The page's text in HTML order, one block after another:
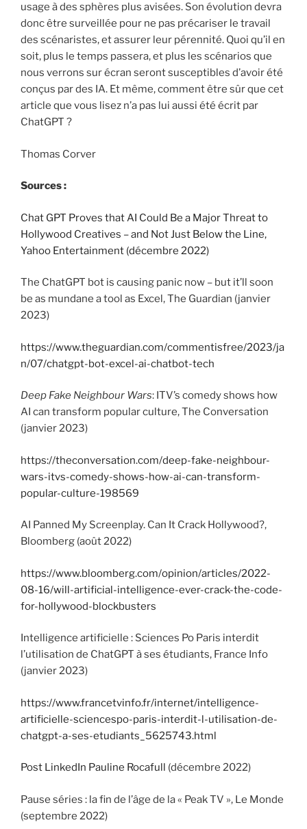
usage à des sphères plus avisées. Son évolution devra
donc être surveillée pour ne pas précariser le travail
des scénaristes, et assurer leur pérennité. Quoi qu’il en
soit, plus le temps passera, et plus les scénarios que
nous verrons sur écran seront susceptibles d’avoir été
conçus par des IA. Et même, comment être sûr que cet
article que vous lisez n’a pas lui aussi été écrit par
ChatGPT ?
Thomas Corver
Sources :
Chat GPT Proves that AI Could Be a Major Threat to
Hollywood Creatives – and Not Just Below the Line,
Yahoo Entertainment (décembre 2022)
The ChatGPT bot is causing panic now – but it’ll soon
be as mundane a tool as Excel, The Guardian (janvier
2023)
https://www.theguardian.com/commentisfree/2023/ja
n/07/chatgpt-bot-excel-ai-chatbot-tech
Deep Fake Neighbour Wars: ITV’s comedy shows how
AI can transform popular culture, The Conversation
(janvier 2023)
https://theconversation.com/deep-fake-neighbour-
wars-itvs-comedy-shows-how-ai-can-transform-
popular-culture-198569
AI Panned My Screenplay. Can It Crack Hollywood?,
Bloomberg (août 2022)
https://www.bloomberg.com/opinion/articles/2022-
08-16/will-artificial-intelligence-ever-crack-the-code-
for-hollywood-blockbusters
Intelligence artificielle : Sciences Po Paris interdit
l’utilisation de ChatGPT à ses étudiants, France Info
(janvier 2023)
https://www.francetvinfo.fr/internet/intelligence-
artificielle-sciencespo-paris-interdit-l-utilisation-de-
chatgpt-a-ses-etudiants_5625743.html
Post LinkedIn Pauline Rocafull (décembre 2022)
Pause séries : la fin de l’âge de la « Peak TV », Le Monde
(septembre 2022)